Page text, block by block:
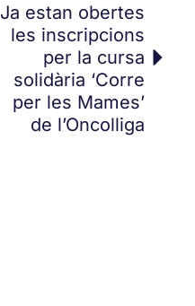
Ja estan obertes
les inscripcions
per la cursa
solidària ‘Corre
per les Mames’
de l’Oncolliga